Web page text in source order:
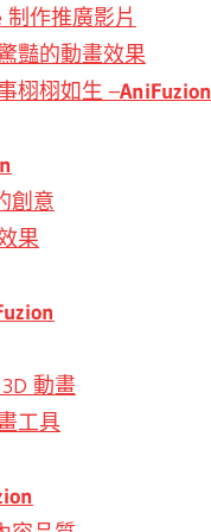
制作推廣影片
豔的動畫效果
栩栩如生 –AniFuzion
創意
果
動畫
工具